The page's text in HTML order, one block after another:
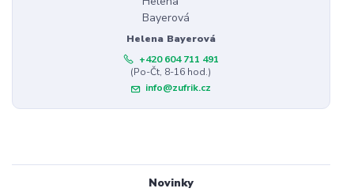
Helena Bayerová
+420 604 711 491
(Po-Čt, 8-16 hod.)
info@zufrik.cz
Novinky